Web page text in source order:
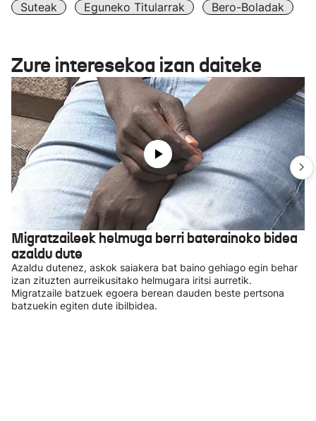
Suteak Eguneko Titularrak Bero-Boladak
Zure interesekoa izan daiteke
Migratzaileek helmuga berri baterainoko bidea
azaldu dute
Azaldu dutenez, askok saiakera bat baino gehiago egin behar
izan zituzten aurreikusitako helmugara iritsi aurretik.
Migratzaile batzuek egoera berean dauden beste pertsona
batzuekin egiten dute ibilbidea.